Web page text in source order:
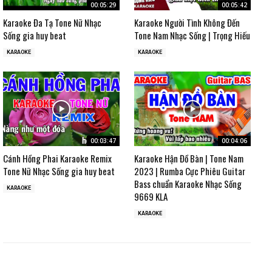
00:05:29
Karaoke Đa Tạ Tone Nữ Nhạc
Sống gia huy beat
KARAOKE
00:05:42
Karaoke Người Tình Không Đến
Tone Nam Nhạc Sống | Trọng Hiếu
KARAOKE
00:03:47
Cánh Hồng Phai Karaoke Remix
Tone Nữ Nhạc Sống gia huy beat
KARAOKE
00:04:06
Karaoke Hận Đồ Bàn | Tone Nam
2023 | Rumba Cực Phiêu Guitar
Bass chuẩn Karaoke Nhạc Sống
9669 KLA
KARAOKE